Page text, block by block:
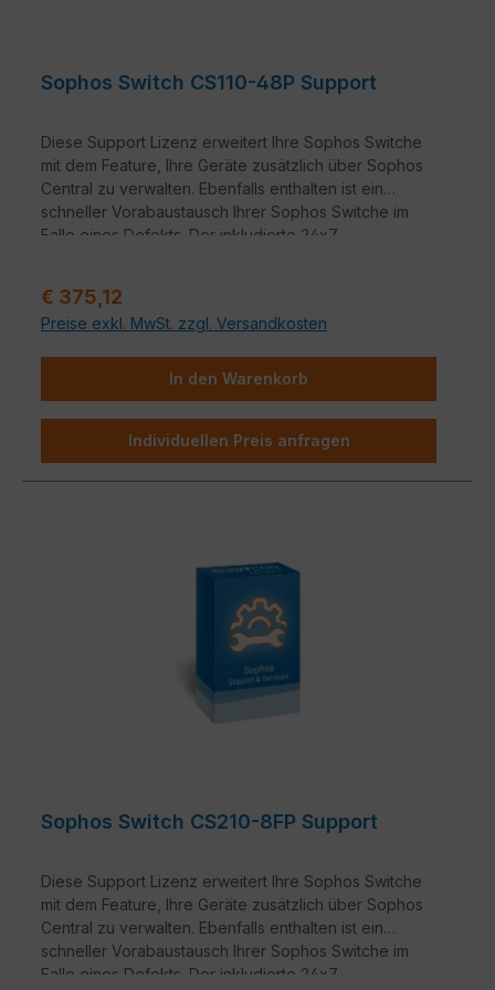
Sophos Switch CS110-48P Support
Diese Support Lizenz erweitert Ihre Sophos Switche
mit dem Feature, Ihre Geräte zusätzlich über Sophos
Central zu verwalten. Ebenfalls enthalten ist ein
schneller Vorabaustausch Ihrer Sophos Switche im
Falle eines Defekts. Der inkludierte 24x7
Sollte die Lizenz vor Erneuerung ablaufen, so wird
die Verwaltung über Sophos Central in den „Read-
Einblick auf die Oberfläche, können hierüber aber
keine Änderungen vornehmen.
Regulärer Preis:
€ 375,12
Preise exkl. MwSt. zzgl. Versandkosten
In den Warenkorb
Individuellen Preis anfragen
Sophos Switch CS210-8FP Support
Diese Support Lizenz erweitert Ihre Sophos Switche
mit dem Feature, Ihre Geräte zusätzlich über Sophos
Central zu verwalten. Ebenfalls enthalten ist ein
schneller Vorabaustausch Ihrer Sophos Switche im
Falle eines Defekts. Der inkludierte 24x7